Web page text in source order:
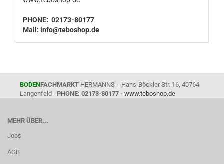
PHONE: 02173-80177
Mail: info@teboshop.de
BODENFACHMARKT HERMANNS - Hans-Böckler Str. 16, 40764
Langenfeld - PHONE: 02173-80177 - www.teboshop.de
MEHR ÜBER...
Jobs
AGB